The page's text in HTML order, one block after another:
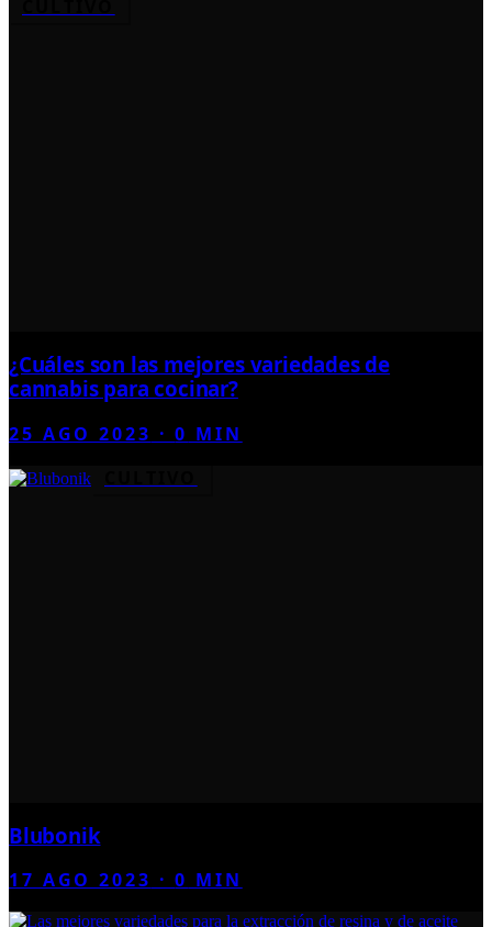
¿Cuáles son las mejores variedades de
cannabis para cocinar?
25 AGO 2023 ·0 MIN
Blubonik
17 AGO 2023 ·0 MIN